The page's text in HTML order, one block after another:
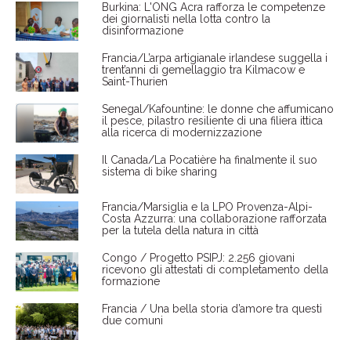
Burkina: L'ONG Acra rafforza le competenze
dei giornalisti nella lotta contro la
disinformazione
Francia/L’arpa artigianale irlandese suggella i
trent’anni di gemellaggio tra Kilmacow e
Saint-Thurien
Senegal/Kafountine: le donne che affumicano
il pesce, pilastro resiliente di una filiera ittica
alla ricerca di modernizzazione
Il Canada/La Pocatière ha finalmente il suo
sistema di bike sharing
Francia/Marsiglia e la LPO Provenza-Alpi-
Costa Azzurra: una collaborazione rafforzata
per la tutela della natura in città
Congo / Progetto PSIPJ: 2.256 giovani
ricevono gli attestati di completamento della
formazione
Francia / Una bella storia d’amore tra questi
due comuni